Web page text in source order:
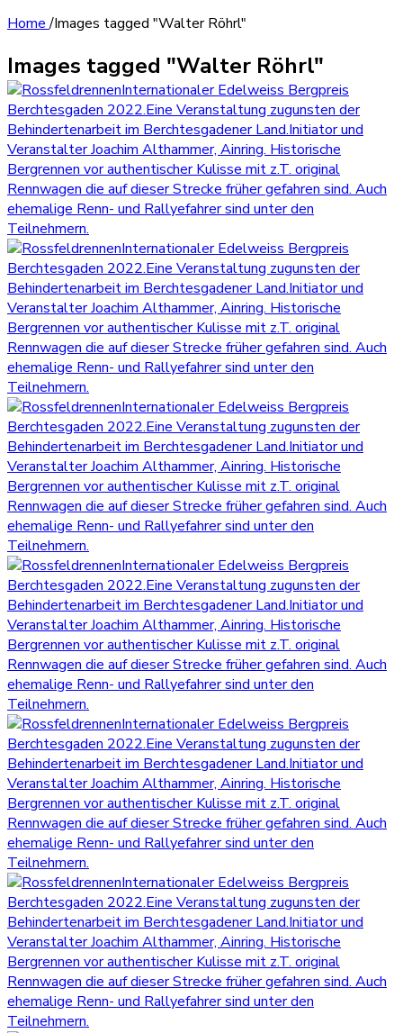
Home/Images tagged "Walter Röhrl"
Images tagged "Walter Röhrl"